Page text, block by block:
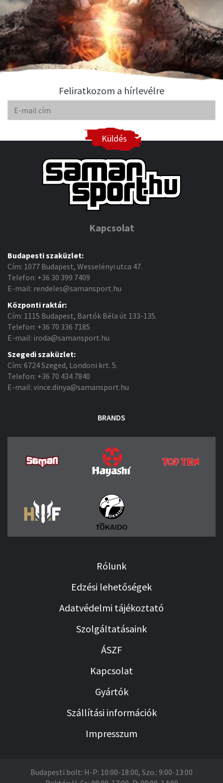
Feliratkozom a hírlevélre
Küldés
Kapcsolat
Budapesti szaküzlet:
Cím: 1077 Budapest, Wesselényi utca 47.
Telefon: +36 30 399 7409
E-mail: rendeles@samansport.hu
Központi raktár:
Cím: 1115 Budapest, Bartók Béla út 133-135.
Telefon: +36 70 336 7185
E-mail: iroda@samansport.hu
Szegedi szaküzlet:
Cím: 6724 Szeged, Londoni krt. 5.
Telefon: +36 70 434 7840
E-mail: vince.dinya@samansport.hu
BRANDS
Rólunk
Edzési lehetőségek
Adatvédelmi tájékoztató
Szolgáltatásaink
ÁSZF
Kapcsolat
Gyártók
Szállítási információk
Impresszum
Budapesti bolt: H-P: 10:00-18:00, Szo.: 9:00-13:00